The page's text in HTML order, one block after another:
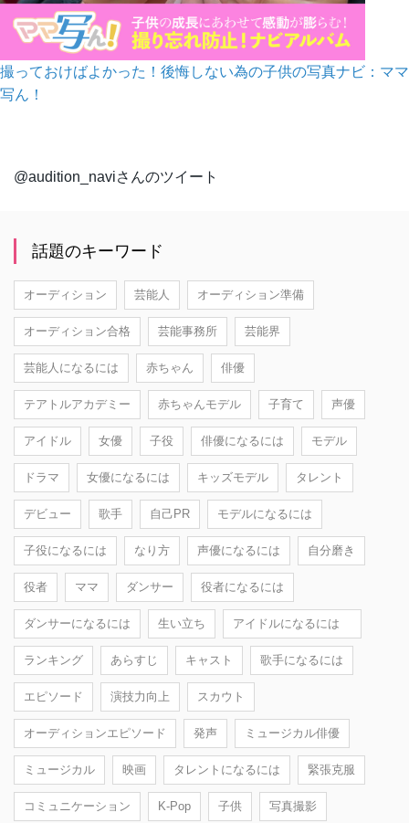
撮っておけばよかった！後悔しない為の子供の写真ナビ：ママ
写ん！
@audition_naviさんのツイート
話題のキーワード
オーディション 芸能人 オーディション準備
オーディション合格 芸能事務所 芸能界
芸能人になるには 赤ちゃん 俳優
テアトルアカデミー 赤ちゃんモデル 子育て 声優
アイドル 女優 子役 俳優になるには モデル
ドラマ 女優になるには キッズモデル タレント
デビュー 歌手 自己PR モデルになるには
子役になるには なり方 声優になるには 自分磨き
役者 ママ ダンサー 役者になるには
ダンサーになるには 生い立ち アイドルになるには
ランキング あらすじ キャスト 歌手になるには
エピソード 演技力向上 スカウト
オーディションエピソード 発声 ミュージカル俳優
ミュージカル 映画 タレントになるには 緊張克服
コミュニケーション K-Pop 子供 写真撮影